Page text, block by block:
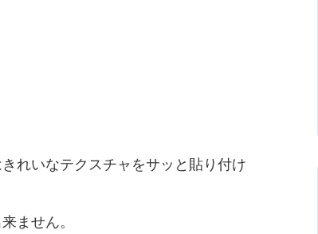
れいなテクスチャをサッと貼り付け
ません。